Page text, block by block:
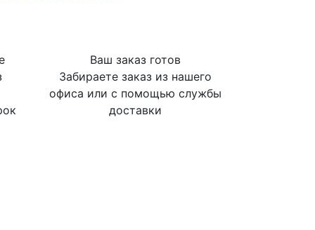
Ваш заказ готов
Забираете заказ из нашего
офиса или с помощью службы
доставки